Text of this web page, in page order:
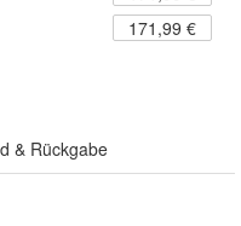
171,99 €
& Rückgabe